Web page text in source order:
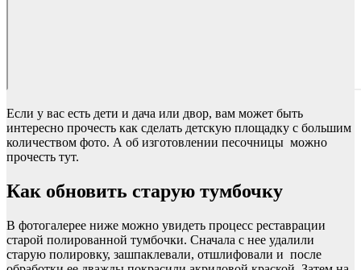
Если у вас есть дети и дача или двор, вам может быть
интересно прочесть как сделать детскую площадку с большим
количеством фото. А об изготовлении песочницы можно
прочесть тут.
Как обновить старую тумбочку
В фотогалерее ниже можно увидеть процесс реставрации
старой полированной тумбочки. Сначала с нее удалили
старую полировку, зашпаклевали, отшлифовали и после